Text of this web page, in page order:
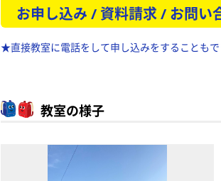
お申し込み / 資料請求 / お問い
★直接教室に電話をして申し込みをすることもで
教室の様子